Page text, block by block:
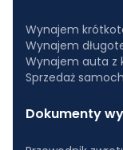
Wynajem
Wynajem
Wynajem auta z
Sprzedaż
Dokumenty